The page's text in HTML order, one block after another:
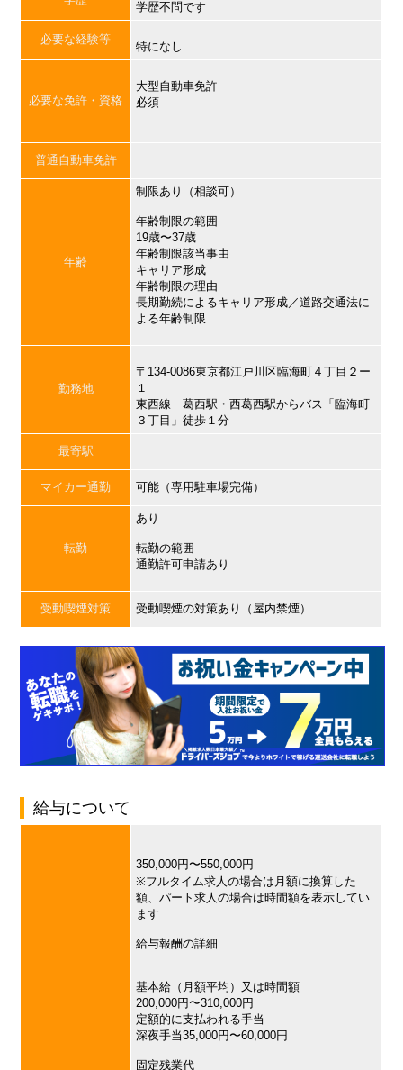
学歴不問です
必要な経験等
特になし
必要な免許・資格
大型自動車免許
必須
普通自動車免許
年齢
制限あり（相談可）
年齢制限の範囲
19歳〜37歳
年齢制限該当事由
キャリア形成
年齢制限の理由
長期勤続によるキャリア形成／道路交通法に
よる年齢制限
勤務地
〒134-0086東京都江戸川区臨海町４丁目２ー
１
東西線 葛西駅・西葛西駅からバス「臨海町
３丁目」徒歩１分
最寄駅
マイカー通勤 可能（専用駐車場完備）
転勤
あり
転勤の範囲
通勤許可申請あり
受動喫煙対策 受動喫煙の対策あり（屋内禁煙）
給与について
350,000円〜550,000円
※フルタイム求人の場合は月額に換算した
額、パート求人の場合は時間額を表示してい
ます
給与報酬の詳細
基本給（月額平均）又は時間額
200,000円〜310,000円
定額的に支払われる手当
深夜手当35,000円〜60,000円
固定残業代